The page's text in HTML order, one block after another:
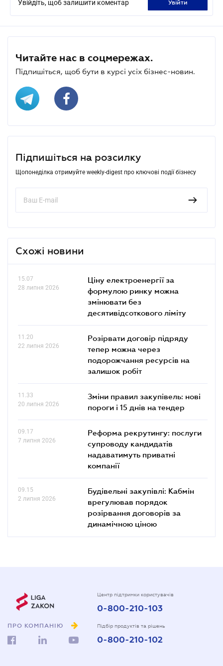
Увійдіть, щоб залишити коментар увійти
Читайте нас в соцмережах.
Підпишіться, щоб бути в курсі усіх бізнес-новин.
Підпишіться на розсилку
Щопонеділка отримуйте weekly-digest про ключові події бізнесу
Схожі новини
15.07
28 липня 2026
Ціну електроенергії за
формулою ринку можна
змінювати без
десятивідсоткового ліміту
11.20
22 липня 2026
Розірвати договір підряду
тепер можна через
подорожчання ресурсів на
залишок робіт
11.33
20 липня 2026
Зміни правил закупівель: нові
пороги і 15 днів на тендер
09.17
7 липня 2026
Реформа рекрутингу: послуги
супроводу кандидатів
надаватимуть приватні
компанії
09.15
2 липня 2026
Будівельні закупівлі: Кабмін
врегулював порядок
розірвання договорів за
динамічною ціною
ПРО КОМПАНІЮ
Центр підтримки користувачів
0-800-210-103
Підбір продуктів та рішень
0-800-210-102